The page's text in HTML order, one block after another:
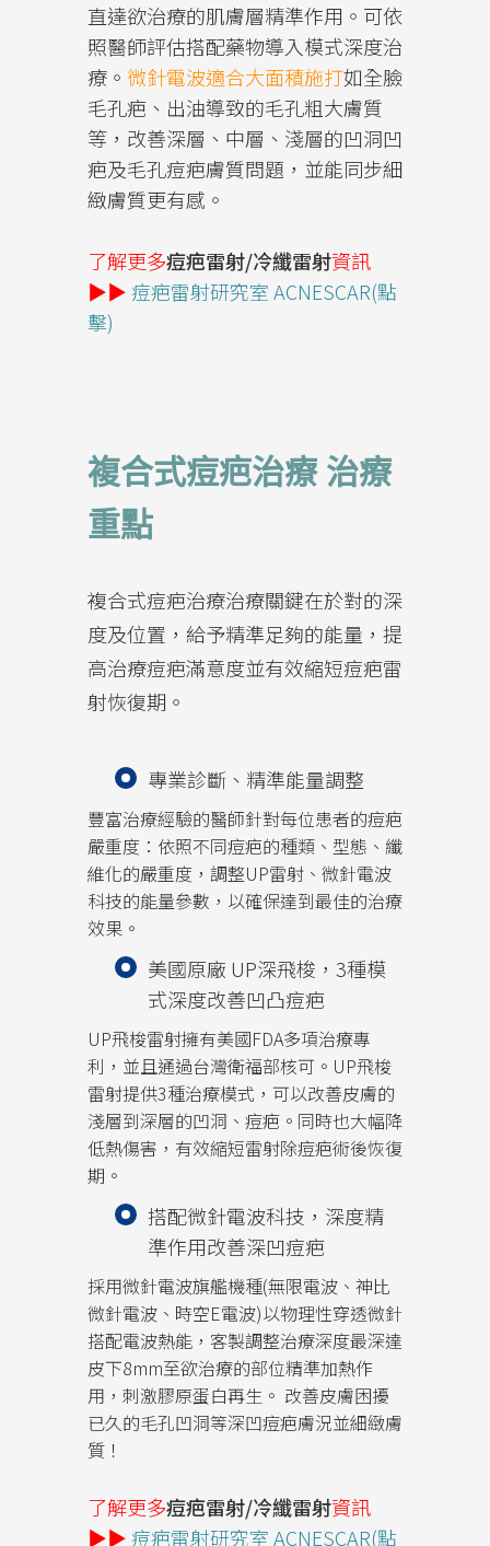
直達欲治療的肌膚層精準作用。可依
照醫師評估搭配藥物導入模式深度治
療。 微針電波適合大面積施打如全臉
毛孔疤、出油導致的毛孔粗大膚質
等，改善深層、中層、淺層的凹洞凹
疤及毛孔痘疤膚質問題，並能同步細
緻膚質更有感。
了解更多痘疤雷射/冷纖雷射資訊
▶▶痘疤雷射研究室 ACNESCAR(點
擊)
複合式痘疤治療 治療
重點
複合式痘疤治療治療關鍵在於對的深
度及位置，給予精準足夠的能量，提
高治療痘疤滿意度並有效縮短痘疤雷
射恢復期。
專業診斷、精準能量調整
豐富治療經驗的醫師針對每位患者的痘疤
嚴重度：依照不同痘疤的種類、型態、纖
維化的嚴重度，調整UP雷射、微針電波
科技的能量參數，以確保達到最佳的治療
效果。
美國原廠 UP深飛梭，3種模
式深度改善凹凸痘疤
UP飛梭雷射擁有美國FDA多項治療專
利，並且通過台灣衛福部核可。UP飛梭
雷射提供3種治療模式，可以改善皮膚的
淺層到深層的凹洞、痘疤。同時也大幅降
低熱傷害，有效縮短雷射除痘疤術後恢復
期。
搭配微針電波科技，深度精
準作用改善深凹痘疤
採用微針電波旗艦機種(無限電波、神比
微針電波、時空E電波)以物理性穿透微針
搭配電波熱能，客製調整治療深度最深達
皮下8mm至欲治療的部位精準加熱作
用，刺激膠原蛋白再生。 改善皮膚困擾
已久的毛孔凹洞等深凹痘疤膚況並細緻膚
質！
了解更多痘疤雷射/冷纖雷射資訊
▶▶痘疤雷射研究室 ACNESCAR(點